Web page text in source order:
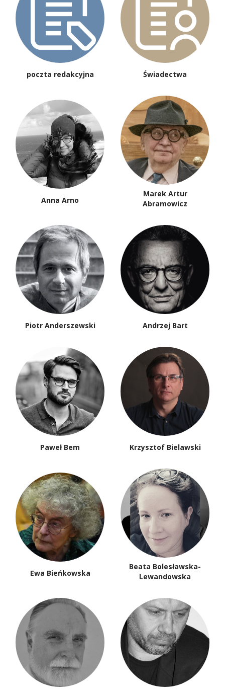
poczta redakcyjna Świadectwa
Anna Arno
Marek Artur
Abramowicz
Piotr Anderszewski Andrzej Bart
Paweł Bem Krzysztof Bielawski
Ewa Bieńkowska
Beata Bolesławska-
Lewandowska